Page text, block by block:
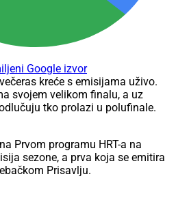
Google izvor
kreće s emisijama uživo.
svojem velikom finalu, a uz
tko prolazi u polufinale.
Prvom programu HRT-a na
sezone, a prva koja se emitira
Prisavlju.